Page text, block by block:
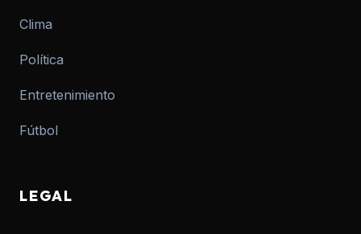
Clima
Política
Entretenimiento
Fútbol
LEGAL